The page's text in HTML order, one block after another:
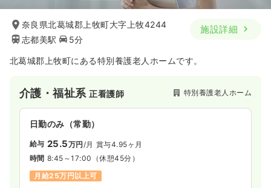
給与 時給1,400〜1,500円
時間 8:30～17:00（休憩50分）
ブランク可
第二新卒可
気になる 詳細を見る
奈良県北葛城郡上牧町大字上牧4244
志都美駅
5分
施設詳細
北葛城郡上牧町にある特別養護老人ホームです。
介護・福祉系正看護師 特別養護老人ホーム
日勤のみ（常勤）
給与 25.5万円 /月 賞与4.95ヶ月
時間 8:45～17:00 （休憩45分）
月給25万円以上可